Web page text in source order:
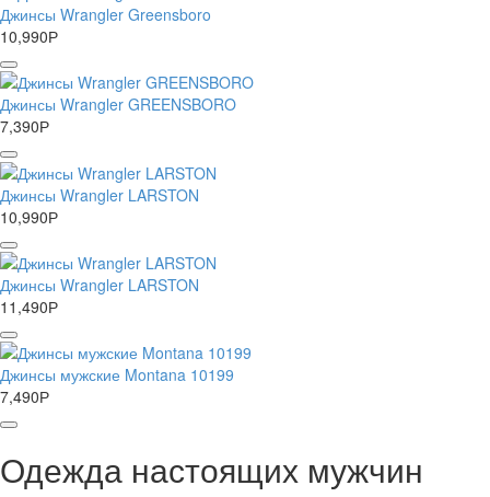
Джинсы Wrangler Greensboro
10,990Р
Джинсы Wrangler GREENSBORO
7,390Р
Джинсы Wrangler LARSTON
10,990Р
Джинсы Wrangler LARSTON
11,490Р
Джинсы мужские Montana 10199
7,490Р
Одежда настоящих мужчин